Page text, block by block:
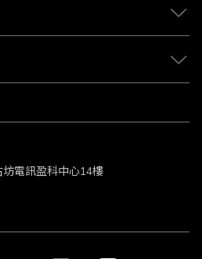
電訊盈科中心14樓